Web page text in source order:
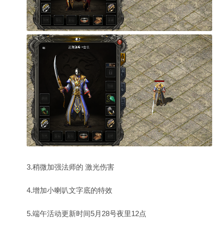
3.稍微加强法师的 激光伤害
4.增加小喇叭文字底的特效
5.端午活动更新时间5月28号夜里12点